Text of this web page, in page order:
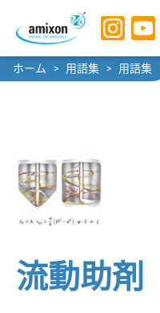
Skip to main navigation
Skip to main content
Skip to page footer
You are here:
ホーム 用語集 用語集
流動助剤